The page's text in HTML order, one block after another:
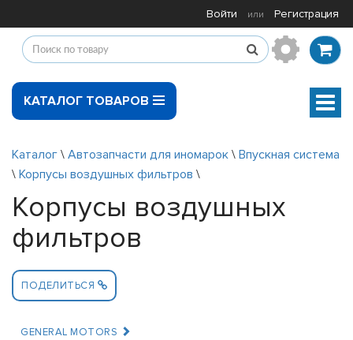
Войти или Регистрация
КАТАЛОГ ТОВАРОВ
Каталог \ Автозапчасти для иномарок \ Впускная система
\ Корпусы воздушных фильтров \
Корпусы воздушных
фильтров
ПОДЕЛИТЬСЯ
GENERAL MOTORS